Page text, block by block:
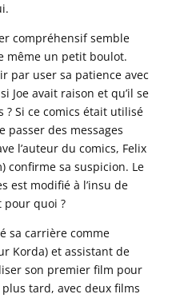
compréhensif semble
même un petit boulot.
par user sa patience avec
Joe avait raison et qu’il se
? Si ce comics était utilisé
des messages
l’auteur du comics, Felix
confirme sa suspicion. Le
est modifié à l’insu de
pour quoi ?
sa carrière comme
Korda) et assistant de
son premier film pour
tard, avec deux films